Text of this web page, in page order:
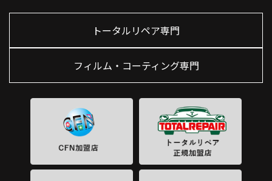
トータルリペア専門
フィルム・コーティング専門